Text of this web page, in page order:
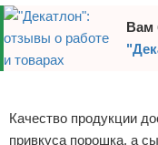
Вам
Качество продукции
привкуса порошка, а